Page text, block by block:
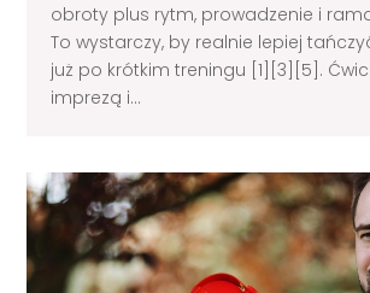
obroty plus rytm, prowadzenie i
To wystarczy, by realnie lepiej
już po krótkim treningu [1][3][5].
imprezą i...